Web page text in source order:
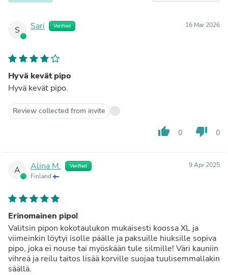
S Sari Verified 16 Mar 2026
Hyvä kevät pipo
Hyvä kevät pipo.
Review collected from invite
thumb_up 0 thumb_down 0
A Alina M. Verified
Finland
9 Apr 2025
Erinomainen pipo!
Valitsin pipon kokotaulukon mukaisesti koossa XL ja
viimeinkin löytyi isolle päälle ja paksuille hiuksille sopiva
pipo, joka ei nouse tai myöskään tule silmille! Väri kauniin
vihreä ja reilu taitos lisää korville suojaa tuulisemmallakin
säällä.